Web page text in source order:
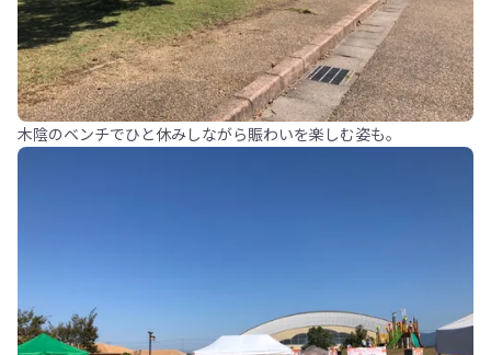
木陰のベンチでひと休みしながら賑わいを楽しむ姿も。